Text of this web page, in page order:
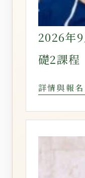
2026年
礎2課程
詳情與報